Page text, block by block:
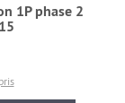
1P phase 2